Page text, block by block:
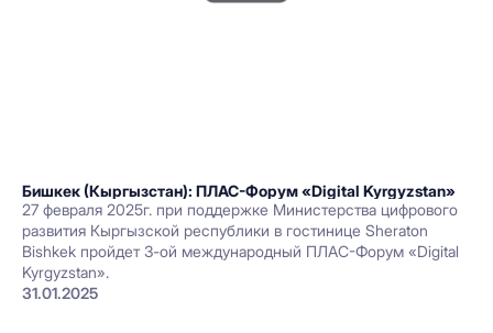
Бишкек (Кыргызстан): ПЛАС-Форум «Digital Kyrgyzstan»
27 февраля 2025г. при поддержке Министерства цифрового
развития Кыргызской республики в гостинице Sheraton
Bishkek пройдет 3-ой международный ПЛАС-Форум «Digital
Kyrgyzstan».
31.01.2025